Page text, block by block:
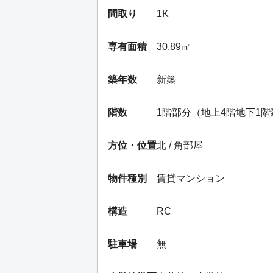
間取り 1K
専有面積 30.89㎡
築年数 新築
階数 1階部分（地上4階地下1階
方位・位置北 / 角部屋
物件種別 賃貸マンション
構造 RC
駐車場 無